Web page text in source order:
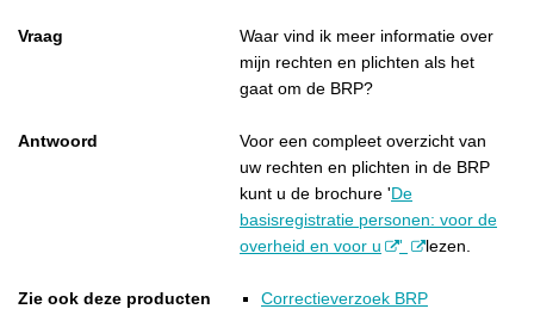
Vraag
Waar vind ik meer informatie over
mijn rechten en plichten als het
gaat om de BRP?
Antwoord
Voor een compleet overzicht van
uw rechten en plichten in de BRP
kunt u de brochure 'De
basisregistratie personen: voor de
overheid en voor u
' lezen.
Zie ook deze producten Correctieverzoek BRP